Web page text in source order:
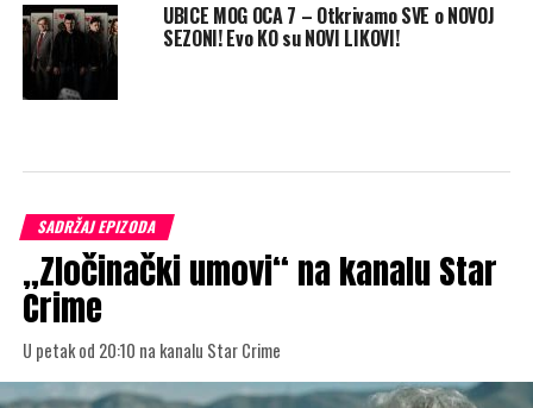
UBICE MOG OCA 7 – Otkrivamo SVE o NOVOJ
SEZONI! Evo KO su NOVI LIKOVI!
SADRŽAJ EPIZODA
„Zločinački umovi“ na kanalu Star
Crime
U petak od 20:10 na kanalu Star Crime